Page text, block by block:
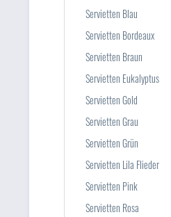
Servietten Blau
Servietten Bordeaux
Servietten Braun
Servietten Eukalyptus
Servietten Gold
Servietten Grau
Servietten Grün
Servietten Lila Flieder
Servietten Pink
Servietten Rosa